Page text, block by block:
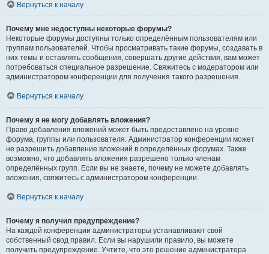
Вернуться к началу
Почему мне недоступны некоторые форумы?
Некоторые форумы доступны только определённым пользователям или
группам пользователей. Чтобы просматривать такие форумы, создавать в
них темы и оставлять сообщения, совершать другие действия, вам может
потребоваться специальное разрешение. Свяжитесь с модератором или
администратором конференции для получения такого разрешения.
Вернуться к началу
Почему я не могу добавлять вложения?
Право добавления вложений может быть предоставлено на уровне
форума, группы или пользователя. Администратор конференции может
не разрешить добавление вложений в определённых форумах. Также
возможно, что добавлять вложения разрешено только членам
определённых групп. Если вы не знаете, почему не можете добавлять
вложения, свяжитесь с администратором конференции.
Вернуться к началу
Почему я получил предупреждение?
На каждой конференции администраторы устанавливают свой
собственный свод правил. Если вы нарушили правило, вы можете
получить предупреждение. Учтите, что это решение администратора